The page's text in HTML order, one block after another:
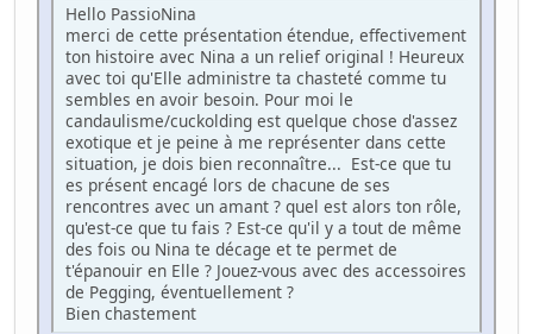
Hello PassioNina
merci de cette présentation étendue, effectivement
ton histoire avec Nina a un relief original ! Heureux
avec toi qu'Elle administre ta chasteté comme tu
sembles en avoir besoin. Pour moi le
candaulisme/cuckolding est quelque chose d'assez
exotique et je peine à me représenter dans cette
situation, je dois bien reconnaître... Est-ce que tu
es présent encagé lors de chacune de ses
rencontres avec un amant ? quel est alors ton rôle,
qu'est-ce que tu fais ? Est-ce qu'il y a tout de même
des fois ou Nina te décage et te permet de
t'épanouir en Elle ? Jouez-vous avec des accessoires
de Pegging, éventuellement ?
Bien chastement